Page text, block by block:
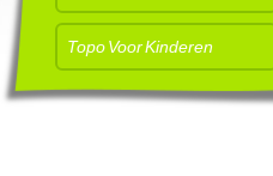
Topo Voor Kinderen